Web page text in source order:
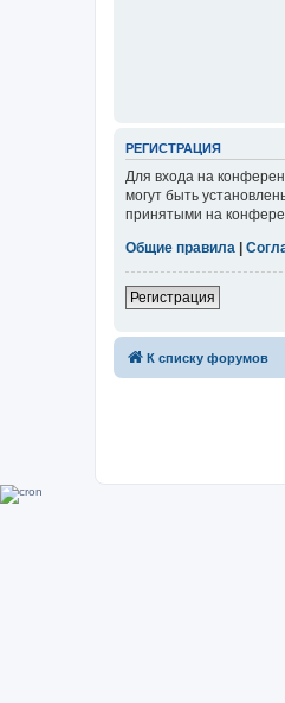
РЕГИСТРАЦИЯ
Для входа на
могут быть
принятыми на
Общие правила |
Регистрация
К списку форумов